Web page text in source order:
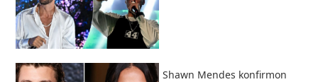
Shawn Mendes konfirmon